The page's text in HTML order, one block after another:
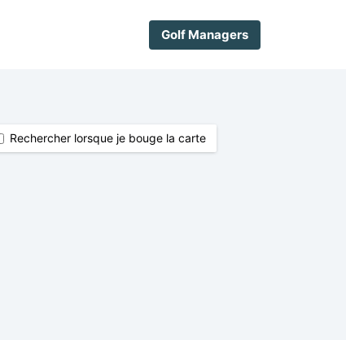
Golf Managers
Rechercher lorsque je bouge la carte